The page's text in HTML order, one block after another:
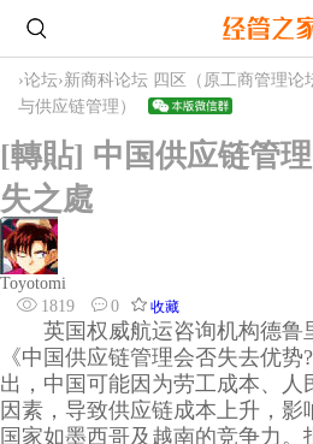
›论坛›新商科论坛 四区（原工商管理论
与供应链管理）
[轉貼] 中国供应链管
失之處
Toyotomi
1819
0 收藏
英国权威航运咨询机构德鲁
《中国供应链管理会否失去优
出，中国可能因为劳工成本、人
因素，导致供应链成本上升，影
国家如墨西哥及越南的竞争力。